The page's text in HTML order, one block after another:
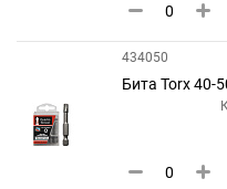
434050
Бита Torx 40-